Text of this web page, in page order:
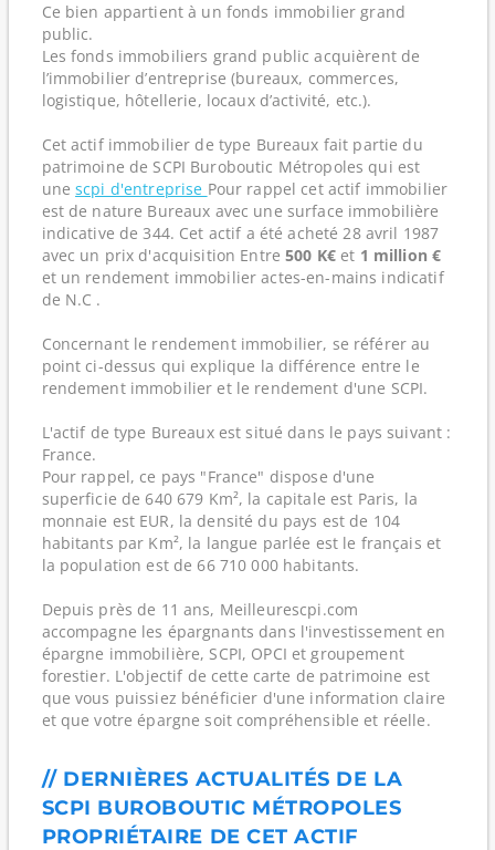
Ce bien appartient à un fonds immobilier grand
public.
Les fonds immobiliers grand public acquièrent de
l’immobilier d’entreprise (bureaux, commerces,
logistique, hôtellerie, locaux d’activité, etc.).
Cet actif immobilier de type Bureaux fait partie du
patrimoine de SCPI Buroboutic Métropoles qui est
unescpi d'entreprise Pour rappel cet actif immobilier
est de nature Bureaux avec une surface immobilière
indicative de 344. Cet actif a été acheté 28 avril 1987
avec un prix d'acquisition Entre500 K€et 1 million €
et un rendement immobilier actes-en-mains indicatif
de N.C .
Concernant le rendement immobilier, se référer au
point ci-dessus qui explique la différence entre le
rendement immobilier et le rendement d'une SCPI.
L'actif de type Bureaux est situé dans le pays suivant :
France.
Pour rappel, ce pays "France" dispose d'une
superficie de 640 679 Km², la capitale est Paris, la
monnaie est EUR, la densité du pays est de 104
habitants par Km², la langue parlée est le français et
la population est de 66 710 000 habitants.
Depuis près de 11 ans, Meilleurescpi.com
accompagne les épargnants dans l'investissement en
épargne immobilière, SCPI, OPCI et groupement
forestier. L'objectif de cette carte de patrimoine est
que vous puissiez bénéficier d'une information claire
et que votre épargne soit compréhensible et réelle.
// DERNIÈRES ACTUALITÉS DE LA
SCPI BUROBOUTIC MÉTROPOLES
PROPRIÉTAIRE DE CET ACTIF